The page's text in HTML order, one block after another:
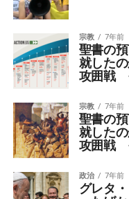
宗教 7年前
聖書の
就した
攻囲戦
宗教 7年前
聖書の
就した
攻囲戦
政治 7年前
グレタ